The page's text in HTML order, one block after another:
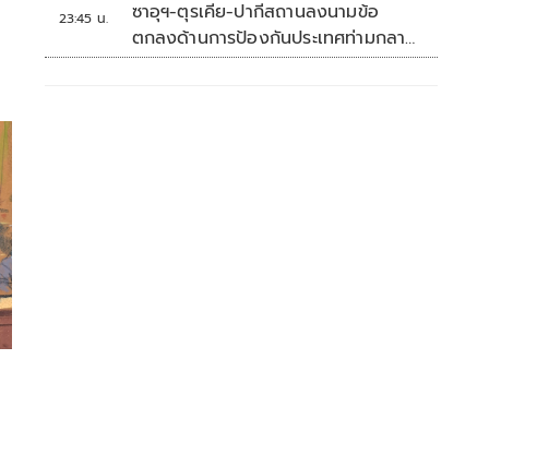
23:45 น.
ซาอุฯ-ตุรเคีย-ปากีสถานลงนามข้อ
ตกลงด้านการป้องกันประเทศท่ามกลาง
สงครามในภูมิภาค